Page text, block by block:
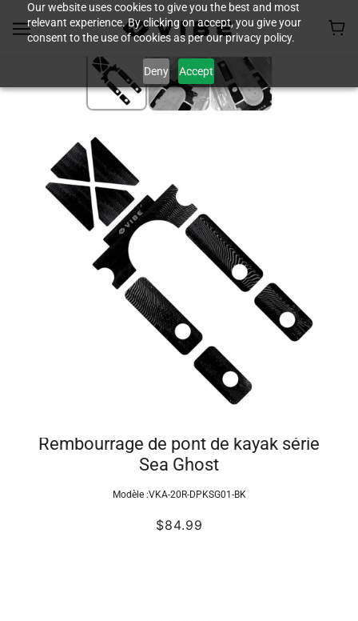
Our website uses cookies to give you the best and most
relevant experience. By clicking on accept, you give your
consent to the use of cookies as per our privacy policy.
Deny Accept
Rembourrage de pont de kayak série
Sea Ghost
Modèle :VKA-20R-DPKSG01-BK
$84.99